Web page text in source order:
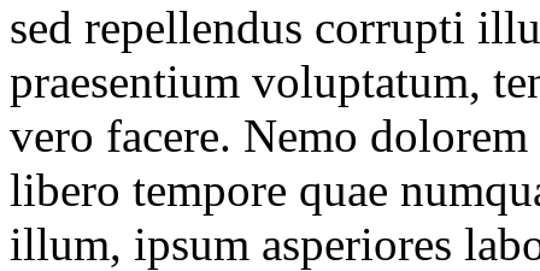
sed repellendus corrupti
praesentium voluptatum,
vero facere. Nemo
libero tempore quae
illum, ipsum asperiores